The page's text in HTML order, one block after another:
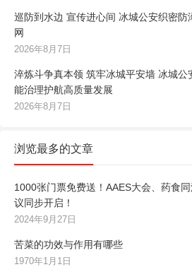
巡防到水边 宣传进心间 冰城公安织密防
网
2026年8月7日
淬炼斗争真本领 筑牢冰城平安墙 冰城公
能治理护航高质量发展
2026年8月7日
浏览最多的文章
1000张门票免费送！AAES大会、药食
议同步开启！
2024年9月27日
苦菜的功效与作用有哪些
1970年1月1日